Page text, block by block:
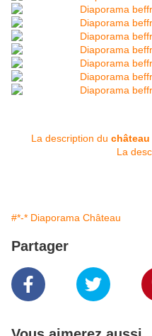
La description du
La
#*-* Diaporama Château
Partager